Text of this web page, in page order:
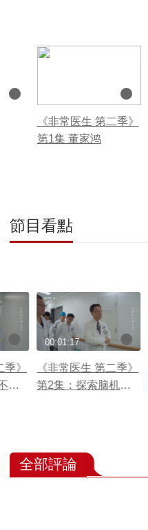
《非常医生 第二季》
第1集 董家鸿
節目看點
》
辞
《非常医生 第二季》
第2集：探索脑机接
00:01:17
全部評論